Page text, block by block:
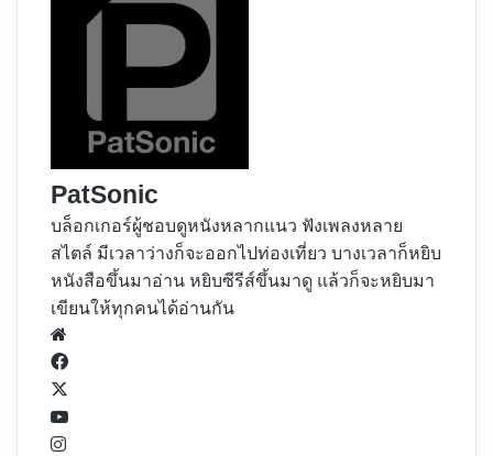
PatSonic
บล็อกเกอร์ผู้ชอบดูหนังหลากแนว ฟังเพลงหลาย
สไตล์ มีเวลาว่างก็จะออกไปท่องเที่ยว บางเวลาก็หยิบ
หนังสือขึ้นมาอ่าน หยิบซีรีส์ขึ้นมาดู แล้วก็จะหยิบมา
เขียนให้ทุกคนได้อ่านกัน
Facebook
YouTube
Instagram